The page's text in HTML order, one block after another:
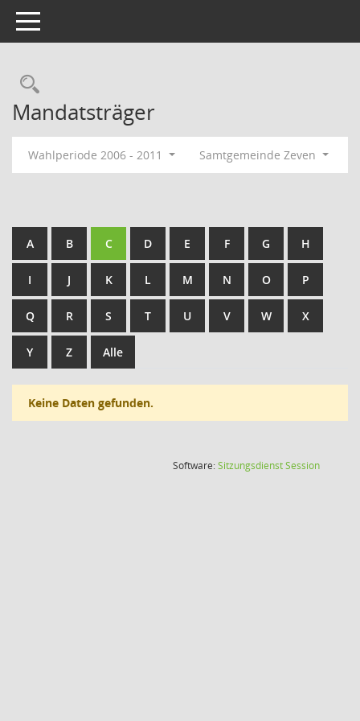
Toggle navigation
Rechercheauswahl
Mandatsträger
Wahlperiode 2006 - 2011 Samtgemeinde Zeven
A B C D E F G H
I J K L M N O P
Q R S T U V W X
Y Z Alle
Keine Daten gefunden.
Software:SitzungsdienstSession(Wird in